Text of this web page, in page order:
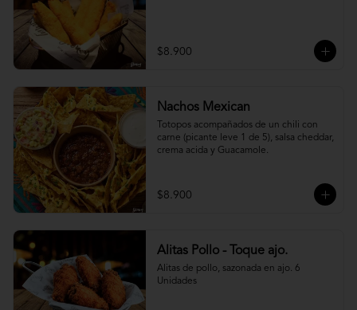
$8.900
Nachos Mexican
Totopos acompañados de un chili con
carne (picante leve 1 de 5), salsa cheddar,
crema acida y Guacamole.
$8.900
Alitas Pollo - Toque ajo.
Alitas de pollo, sazonada en ajo. 6
Unidades